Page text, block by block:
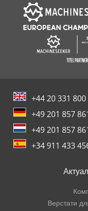
+44 20 331 800
+49 201 857
+49 201 857
+34 911 433
Верстати